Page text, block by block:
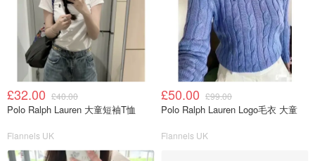
£32.00 £40.00
Polo Ralph Lauren 大童短袖T恤
Flannels UK
£50.00 £99.00
Polo Ralph Lauren Logo毛衣 大童
Flannels UK